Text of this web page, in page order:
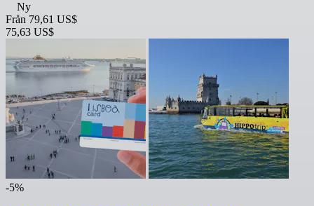
Ny
Från 79,61 US$
75,63 US$
-5%